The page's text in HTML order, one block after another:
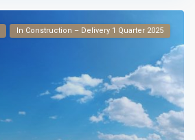
In Construction – Delivery 1 Quarter 2025